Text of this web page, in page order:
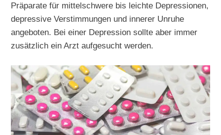
Präparate für mittelschwere bis leichte Depressionen,
depressive Verstimmungen und innerer Unruhe
angeboten. Bei einer Depression sollte aber immer
zusätzlich ein Arzt aufgesucht werden.